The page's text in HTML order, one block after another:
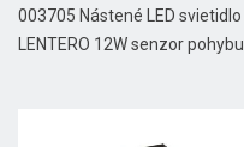
pohybu
003705 Nástené LED svietidlo
LENTERO 12W senzor pohybu